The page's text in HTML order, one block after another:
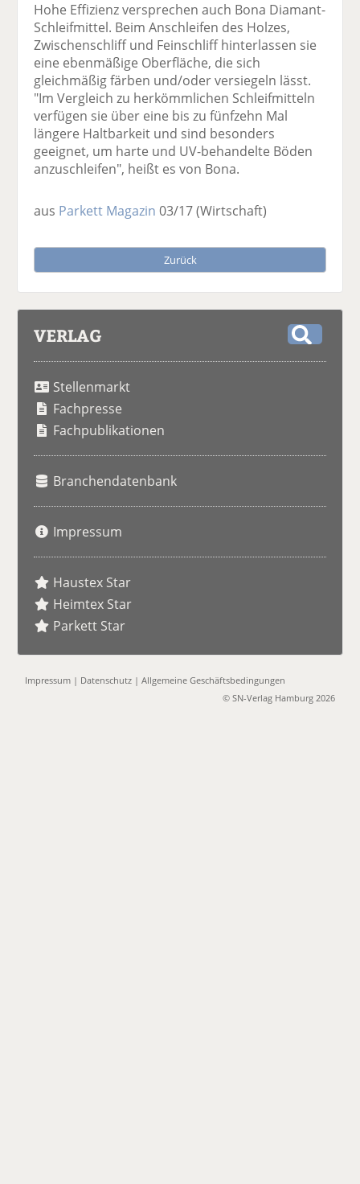
Hohe Effizienz versprechen auch Bona Diamant-
Schleifmittel. Beim Anschleifen des Holzes,
Zwischenschliff und Feinschliff hinterlassen sie
eine ebenmäßige Oberfläche, die sich
gleichmäßig färben und/oder versiegeln lässt.
"Im Vergleich zu herkömmlichen Schleifmitteln
verfügen sie über eine bis zu fünfzehn Mal
längere Haltbarkeit und sind besonders
geeignet, um harte und UV-behandelte Böden
anzuschleifen", heißt es von Bona.
aus Parkett Magazin 03/17(Wirtschaft)
Zurück
VERLAG
Stellenmarkt
Fachpresse
Fachpublikationen
Branchendatenbank
Impressum
Haustex Star
Heimtex Star
Parkett Star
Impressum | Datenschutz |Allgemeine Geschäftsbedingungen
© SN-Verlag Hamburg 2026